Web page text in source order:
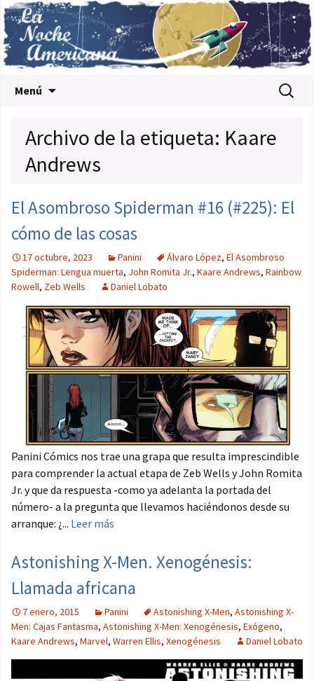
Menú Buscar:
Archivo de la etiqueta: Kaare
Andrews
El Asombroso Spiderman #16 (#225): El
cómo de las cosas
17 octubre, 2023 Panini Álvaro López, El Asombroso
Spiderman: Lengua muerta, John Romita Jr., Kaare Andrews, Rainbow
Rowell, Zeb Wells Daniel Lobato
Panini Cómics nos trae una grapa que resulta imprescindible
para comprender la actual etapa de Zeb Wells y John Romita
Jr. y que da respuesta -como ya adelanta la portada del
número- a la pregunta que llevamos haciéndonos desde su
arranque: ¿... Leer más
Astonishing X-Men. Xenogénesis:
Llamada africana
7 enero, 2015 Panini Astonishing X-Men, Astonishing X-
Men: Cajas Fantasma, Astonishing X-Men: Xenogénesis, Exógeno,
Kaare Andrews, Marvel, Warren Ellis, Xenogénesis Daniel Lobato